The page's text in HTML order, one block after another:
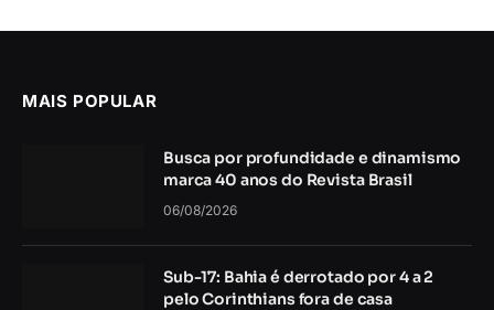
MAIS POPULAR
Busca por profundidade e dinamismo
marca 40 anos do Revista Brasil
06/08/2026
Sub-17: Bahia é derrotado por 4 a 2
pelo Corinthians fora de casa